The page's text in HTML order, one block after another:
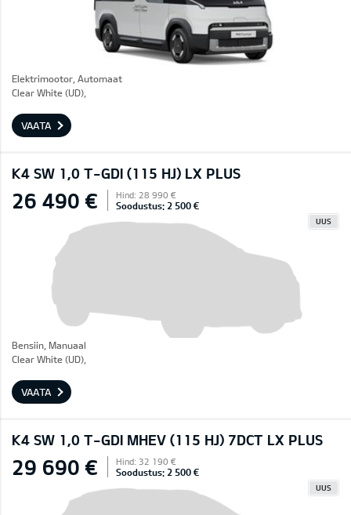
Elektrimootor, Automaat
Clear White (UD),
VAATA
K4 SW 1,0 T-GDI (115 HJ) LX PLUS
26 490 € Hind: 28 990 €
Soodustus: 2 500 €
UUS
Bensiin, Manuaal
Clear White (UD),
VAATA
K4 SW 1,0 T-GDI MHEV (115 HJ) 7DCT LX PLUS
29 690 € Hind: 32 190 €
Soodustus: 2 500 €
UUS